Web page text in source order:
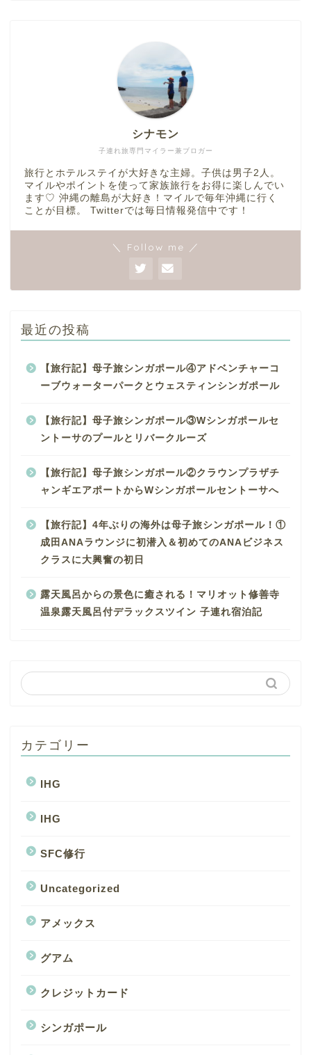
子連れ旅専門マイラー兼ブロガー
シナモン
旅行とホテルステイが大好きな主婦。子供は男子2人。
マイルやポイントを使って家族旅行をお得に楽しんでい
ます♡ 沖縄の離島が大好き！マイルで毎年沖縄に行く
ことが目標。 Twitterでは毎日情報発信中です！
＼ Follow me ／
最近の投稿
【旅行記】母子旅シンガポール④アドベンチャーコ
ーブウォーターパークとウェスティンシンガポール
【旅行記】母子旅シンガポール③Wシンガポールセ
ントーサのプールとリバークルーズ
【旅行記】母子旅シンガポール②クラウンプラザチ
ャンギエアポートからWシンガポールセントーサへ
【旅行記】4年ぶりの海外は母子旅シンガポール！①
成田ANAラウンジに初潜入＆初めてのANAビジネス
クラスに大興奮の初日
露天風呂からの景色に癒される！マリオット修善寺
温泉露天風呂付デラックスツイン 子連れ宿泊記
カテゴリー
IHG
IHG
SFC修行
Uncategorized
アメックス
グアム
クレジットカード
シンガポール